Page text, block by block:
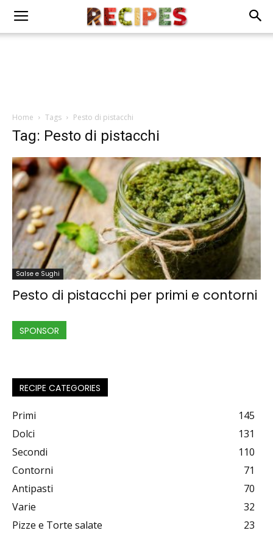
Home Tags Pesto di pistacchi
Tag: Pesto di pistacchi
Salse e Sughi
Pesto di pistacchi per primi e contorni
SPONSOR
RECIPE CATEGORIES
Primi
145
Dolci
131
Secondi
110
Contorni
71
Antipasti
70
Varie
32
Pizze e Torte salate
23